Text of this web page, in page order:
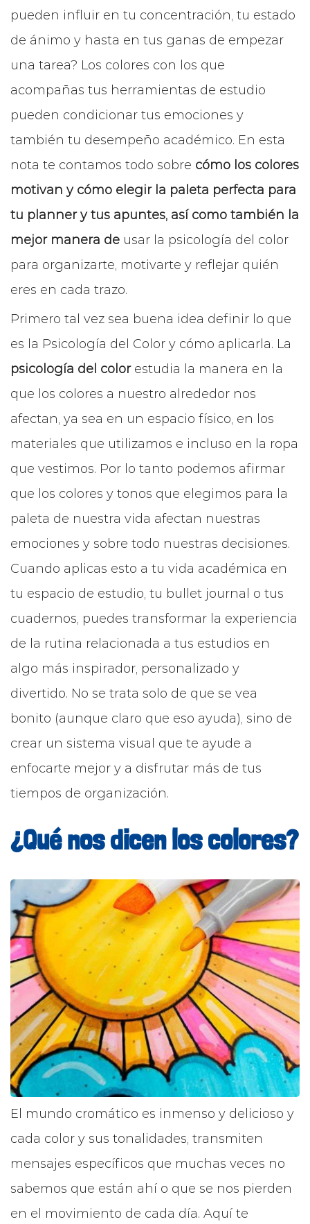
pueden influir en tu concentración, tu estado
de ánimo y hasta en tus ganas de empezar
una tarea? Los colores con los que
acompañas tus herramientas de estudio
pueden condicionar tus emociones y
también tu desempeño académico. En esta
nota te contamos todo sobre cómo los colores
motivan y cómo elegir la paleta perfecta para
tu planner y tus apuntes, así como también la
mejor manera de usar la psicología del color
para organizarte, motivarte y reflejar quién
eres en cada trazo.
Primero tal vez sea buena idea definir lo que
es la Psicología del Color y cómo aplicarla. La
psicología del colorestudia la manera en la
que los colores a nuestro alrededor nos
afectan, ya sea en un espacio físico, en los
materiales que utilizamos e incluso en la ropa
que vestimos. Por lo tanto podemos afirmar
que los colores y tonos que elegimos para la
paleta de nuestra vida afectan nuestras
emociones y sobre todo nuestras decisiones.
Cuando aplicas esto a tu vida académica en
tu espacio de estudio, tu bullet journal o tus
cuadernos, puedes transformar la experiencia
de la rutina relacionada a tus estudios en
algo más inspirador, personalizado y
divertido. No se trata solo de que se vea
bonito (aunque claro que eso ayuda), sino de
crear un sistema visual que te ayude a
enfocarte mejor y a disfrutar más de tus
tiempos de organización.
¿Qué nos dicen los colores?
El mundo cromático es inmenso y delicioso y
cada color y sus tonalidades, transmiten
mensajes específicos que muchas veces no
sabemos que están ahí o que se nos pierden
en el movimiento de cada día. Aquí te